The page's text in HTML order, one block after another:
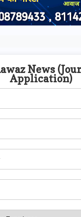
News
Application)